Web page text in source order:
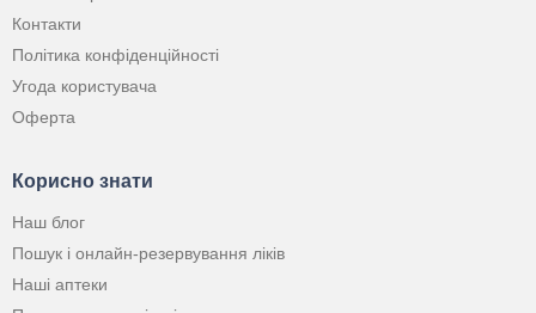
Контакти
Політика конфіденційності
Угода користувача
Оферта
Корисно знати
Наш блог
Пошук і онлайн-резервування ліків
Наші аптеки